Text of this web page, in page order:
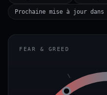
Prochaine mise à jour dans
FEAR & GREED